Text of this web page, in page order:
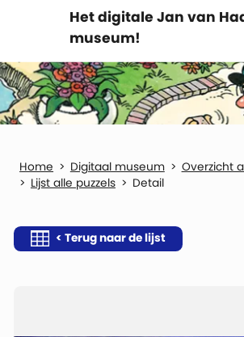
Het digitale Jan van
museum!
Digitaal museum
Overzicht
Lijst alle puzzels
Detail
< Terug naar de lijst